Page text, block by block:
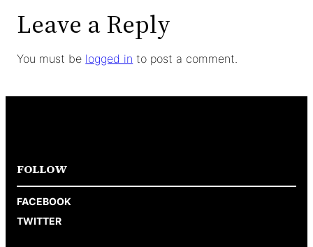
Leave a Reply
You must be logged in to post a comment.
FOLLOW
FACEBOOK
TWITTER